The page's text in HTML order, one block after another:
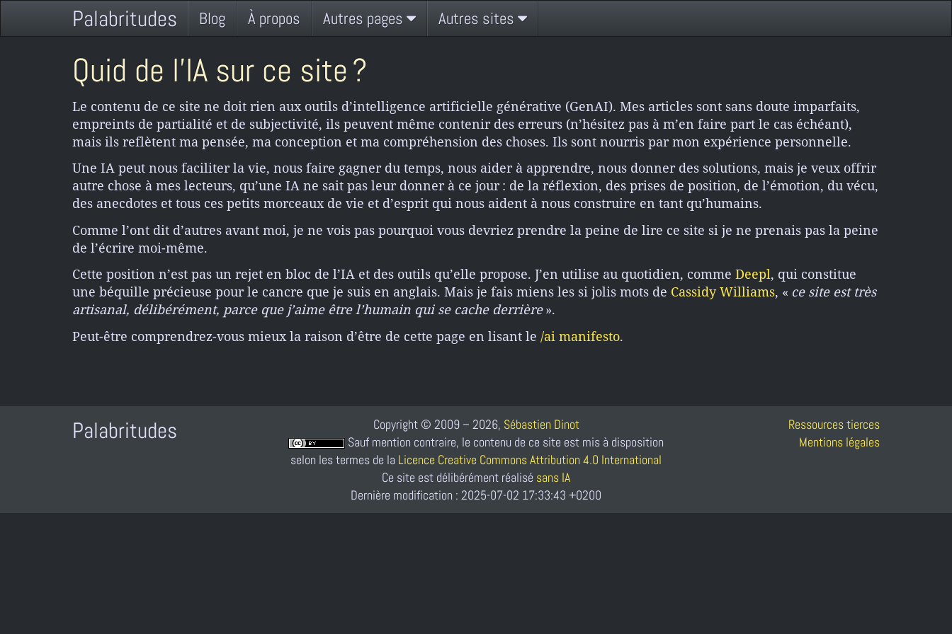
Palabritudes Blog À propos Autres pages Autres sites
Quid de l’IA sur ce site ?
Le contenu de ce site ne doit rien aux outils d’intelligence artificielle générative (GenAI). Mes articles sont sans doute imparfaits,
empreints de partialité et de subjectivité, ils peuvent même contenir des erreurs (n’hésitez pas à m’en faire part le cas échéant),
mais ils reflètent ma pensée, ma conception et ma compréhension des choses. Ils sont nourris par mon expérience personnelle.
Une IA peut nous faciliter la vie, nous faire gagner du temps, nous aider à apprendre, nous donner des solutions, mais je veux offrir
autre chose à mes lecteurs, qu’une IA ne sait pas leur donner à ce jour : de la réflexion, des prises de position, de l’émotion, du vécu,
des anecdotes et tous ces petits morceaux de vie et d’esprit qui nous aident à nous construire en tant qu’humains.
Comme l’ont dit d’autres avant moi, je ne vois pas pourquoi vous devriez prendre la peine de lire ce site si je ne prenais pas la peine
de l’écrire moi-même.
Cette position n’est pas un rejet en bloc de l’IA et des outils qu’elle propose. J’en utilise au quotidien, comme Deepl, qui constitue
une béquille précieuse pour le cancre que je suis en anglais. Mais je fais miens les si jolis mots de Cassidy Williams, « ce site est très
artisanal, délibérément, parce que j’aime être l’humain qui se cache derrière».
Peut-être comprendrez-vous mieux la raison d’être de cette page en lisant le /ai manifesto.
Palabritudes
Ressources tierces
Mentions légales
Copyright © 2009 – 2026, Sébastien Dinot
Sauf mention contraire, le contenu de ce site est mis à disposition
selon les termes de la Licence Creative Commons Attribution 4.0 International
Ce site est délibérément réalisé sans IA
Dernière modification : 2025-07-02 17:33:43 +0200